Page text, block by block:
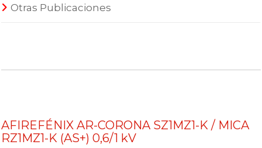
Otras Publicaciones
AFIREFÉNIX AR-CORONA SZ1MZ1-K / MICA
RZ1MZ1-K (AS+) 0,6/1 kV